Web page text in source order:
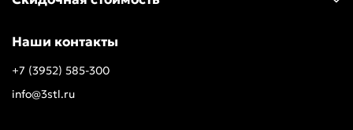
Наши контакты
+7 (3952) 585-300
info@3stl.ru